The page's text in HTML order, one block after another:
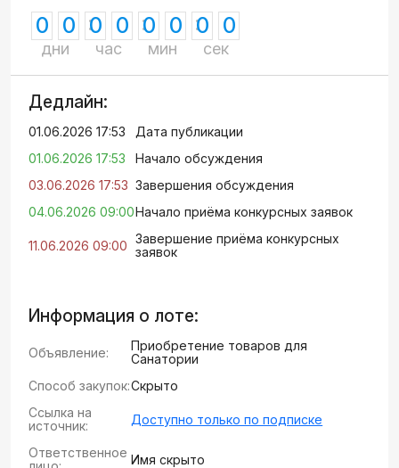
0 0
дни
0 0
час
0 0
мин
0 0
сек
Дедлайн:
01.06.2026 17:53
Дата публикации
01.06.2026 17:53
Начало обсуждения
03.06.2026 17:53 Завершения обсуждения
04.06.2026 09:00Начало приёма конкурсных заявок
11.06.2026 09:00 Завершение приёма конкурсных
заявок
Информация о лоте:
Объявление:
Приобретение товаров для
Санатории
Способ закупок:Скрыто
Ссылка на
источник:
Доступно только по подписке
Ответственное Имя скрыто